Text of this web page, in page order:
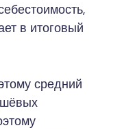
в итоговый
средний